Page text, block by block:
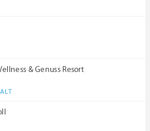
& Genuss Resort